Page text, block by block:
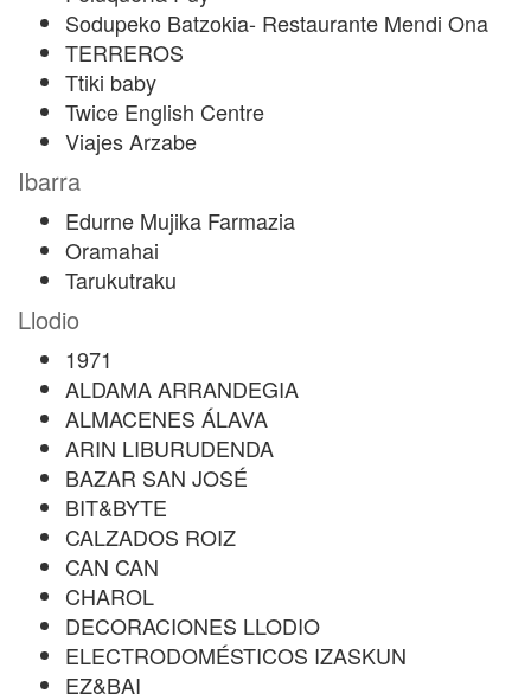
Sodupeko Batzokia- Restaurante Mendi Ona
TERREROS
Ttiki baby
Twice English Centre
Viajes Arzabe
Ibarra
Edurne Mujika Farmazia
Oramahai
Tarukutraku
Llodio
1971
ALDAMA ARRANDEGIA
ALMACENES ÁLAVA
ARIN LIBURUDENDA
BAZAR SAN JOSÉ
BIT&BYTE
CALZADOS ROIZ
CAN CAN
CHAROL
DECORACIONES LLODIO
ELECTRODOMÉSTICOS IZASKUN
EZ&BAI